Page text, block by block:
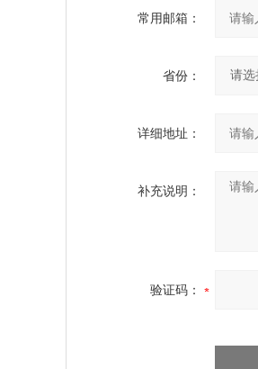
常用邮箱：
省份：
详细地址：
补充说明：
验证码：